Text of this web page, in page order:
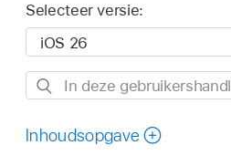
Selecteer versie:
In
gebruikershandleiding
Inhoudsopgave